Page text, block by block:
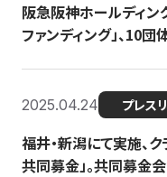
阪急阪神ホールディン
ファンディング」、10
2025.04.24 プレス
福井・新潟にて実施、
共同募金」。共同募金